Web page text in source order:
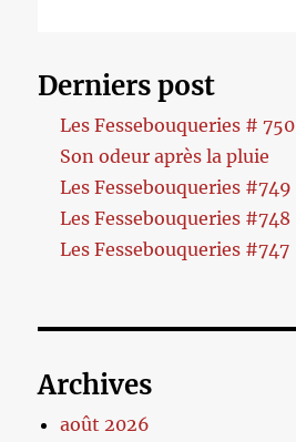
Derniers post
Les Fessebouqueries # 750
Son odeur après la pluie
Les Fessebouqueries #749
Les Fessebouqueries #748
Les Fessebouqueries #747
Archives
août 2026